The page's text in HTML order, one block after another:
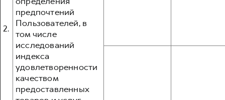
2.
предпочтений
Пользователей, в
том числе
исследований
индекса
удовлетворенности
качеством
предоставленных